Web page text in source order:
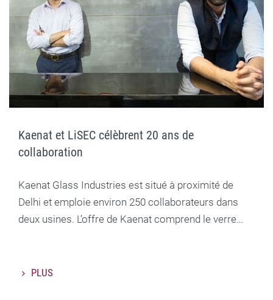
Kaenat et LiSEC célèbrent 20 ans de
collaboration
Kaenat Glass Industries est situé à proximité de
Delhi et emploie environ 250 collaborateurs dans
deux usines. L’offre de Kaenat comprend le verre…
PLUS